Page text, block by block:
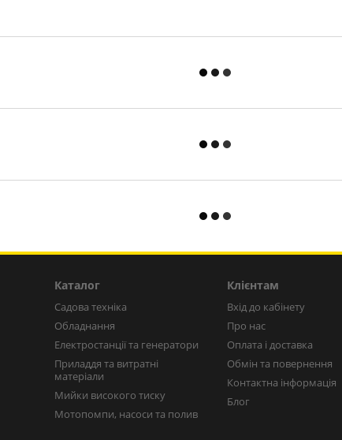
Каталог
Садова техніка
Обладнання
Електростанції та генератори
Приладдя та витратні
матеріали
Мийки високого тиску
Мотопомпи, насоси та полив
Клієнтам
Вхід до кабінету
Про нас
Оплата і доставка
Обмін та повернення
Контактна інформація
Блог